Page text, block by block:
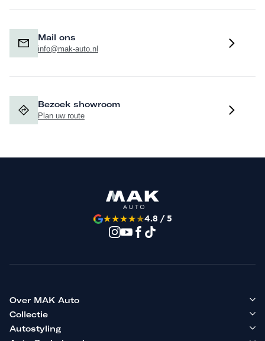
Mail ons
info@mak-auto.nl
Bezoek showroom
Plan uw route
★★★★★4.8 / 5
Over MAK Auto
Collectie
Autostyling